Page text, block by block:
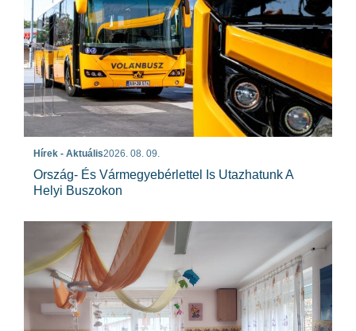
Hírek - Aktuális2026. 08. 09.
Ország- És Vármegyebérlettel Is Utazhatunk A
Helyi Buszokon